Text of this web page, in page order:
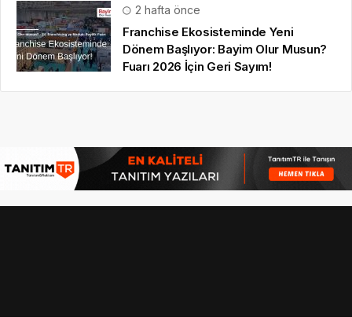
2 hafta önce
Franchise Ekosisteminde Yeni
Dönem Başlıyor: Bayim Olur Musun?
Fuarı 2026 İçin Geri Sayım!